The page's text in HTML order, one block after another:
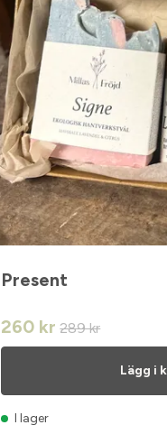
Present
260 kr 289 kr
Lägg i
I lager